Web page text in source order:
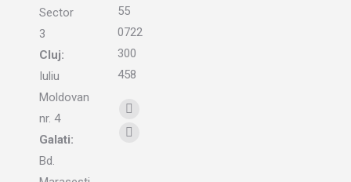
Sector
3
Cluj:
Iuliu
Moldovan
nr. 4
Galati:
Bd.
55
0722
300
458
Find us on:
page